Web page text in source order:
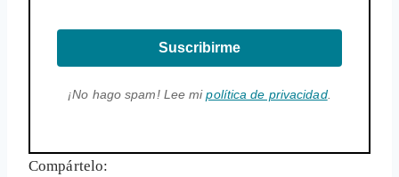
Suscribirme
¡No hago spam! Lee mipolítica de privacidad.
Compártelo: